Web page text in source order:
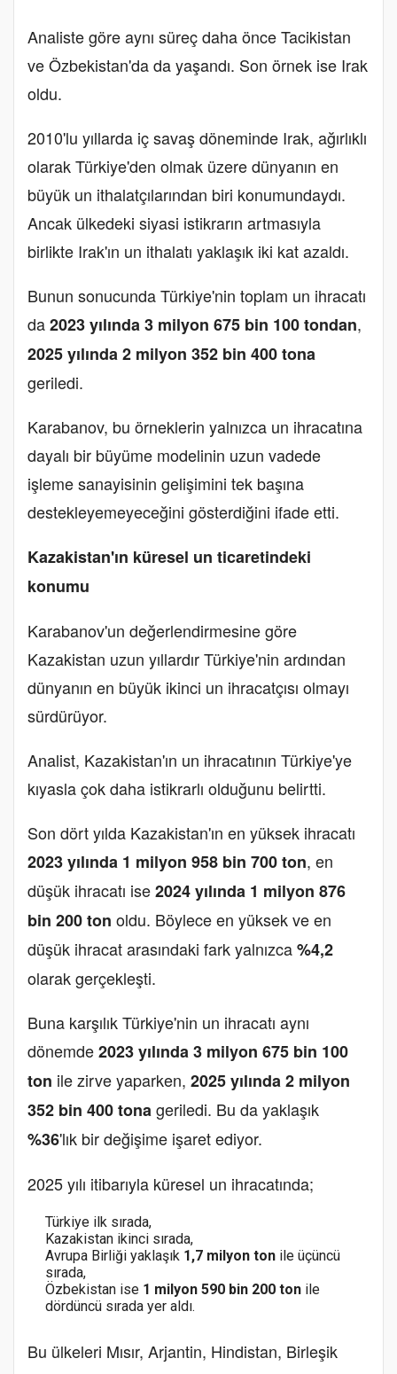
Analiste göre aynı süreç daha önce Tacikistan
ve Özbekistan'da da yaşandı. Son örnek ise Irak
oldu.
2010'lu yıllarda iç savaş döneminde Irak, ağırlıklı
olarak Türkiye'den olmak üzere dünyanın en
büyük un ithalatçılarından biri konumundaydı.
Ancak ülkedeki siyasi istikrarın artmasıyla
birlikte Irak'ın un ithalatı yaklaşık iki kat azaldı.
Bunun sonucunda Türkiye'nin toplam un ihracatı
da2023 yılında 3 milyon 675 bin 100 tondan,
2025 yılında 2 milyon 352 bin 400 tona
geriledi.
Karabanov, bu örneklerin yalnızca un ihracatına
dayalı bir büyüme modelinin uzun vadede
işleme sanayisinin gelişimini tek başına
destekleyemeyeceğini gösterdiğini ifade etti.
Kazakistan'ın küresel un ticaretindeki
konumu
Karabanov'un değerlendirmesine göre
Kazakistan uzun yıllardır Türkiye'nin ardından
dünyanın en büyük ikinci un ihracatçısı olmayı
sürdürüyor.
Analist, Kazakistan'ın un ihracatının Türkiye'ye
kıyasla çok daha istikrarlı olduğunu belirtti.
Son dört yılda Kazakistan'ın en yüksek ihracatı
2023 yılında 1 milyon 958 bin 700 ton, en
düşük ihracatı ise2024 yılında 1 milyon 876
bin 200 ton oldu. Böylece en yüksek ve en
düşük ihracat arasındaki fark yalnızca%4,2
olarak gerçekleşti.
Buna karşılık Türkiye'nin un ihracatı aynı
dönemde2023 yılında 3 milyon 675 bin 100
ton ile zirve yaparken, 2025 yılında 2 milyon
352 bin 400 tonageriledi. Bu da yaklaşık
%36'lık bir değişime işaret ediyor.
2025 yılı itibarıyla küresel un ihracatında;
Türkiye ilk sırada,
Kazakistan ikinci sırada,
Avrupa Birliği yaklaşık 1,7 milyon ton ile üçüncü
sırada,
Özbekistan ise 1 milyon 590 bin 200 ton ile
dördüncü sırada yer aldı.
Bu ülkeleri Mısır, Arjantin, Hindistan, Birleşik